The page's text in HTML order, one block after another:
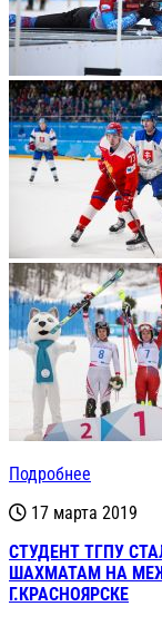
Подробнее
17 марта 2019
СТУДЕНТ ТГПУ
ШАХМАТАМ НА
Г.КРАСНОЯРСКЕ